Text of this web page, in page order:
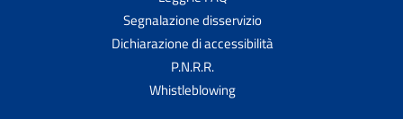
Segnalazione disservizio
Dichiarazione di accessibilità
P.N.R.R.
Whistleblowing